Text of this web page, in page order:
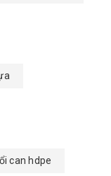
can hdpe